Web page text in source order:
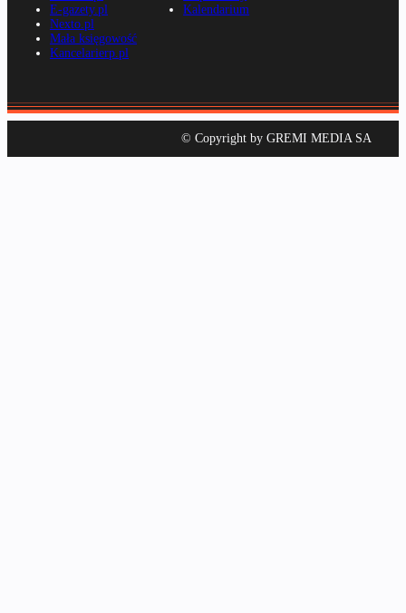
E-gazety.pl
Nexto.pl
Mała księgowość
Kancelarierp.pl
Kalendarium
© Copyright by GREMI MEDIA SA